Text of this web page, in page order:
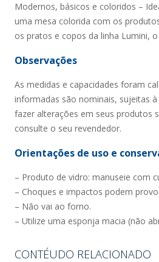
Modernos, básicos e coloridos –
uma mesa colorida com os
os pratos e copos da linha Lumini,
Observações
As medidas e capacidades foram
informadas são nominais, sujeitas
fazer alterações em seus produtos
consulte o seu revendedor.
Orientações de uso e
– Produto de vidro: manuseie com
– Choques e impactos podem
– Não vai ao forno.
– Utilize uma esponja macia (não
CONTÉUDO RELACIONADO